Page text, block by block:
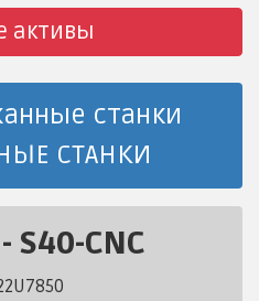
активы
станки
СТАНКИ
- S40-CNC